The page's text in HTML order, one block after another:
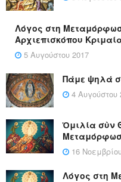
Λόγος στη
Αρχιεπισκόπου
5 Αυγούστου 2017
Πάμε ψηλά
4 Αυγούστου
Ὁμιλία σὺν
16
Λόγος στη